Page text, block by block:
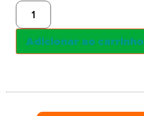
Adicionar ao carrinho